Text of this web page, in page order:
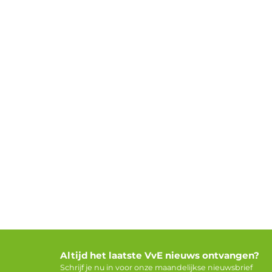
Altijd het laatste VvE nieuws ontvangen?
Schrijf je nu in voor onze maandelijkse nieuwsbrief